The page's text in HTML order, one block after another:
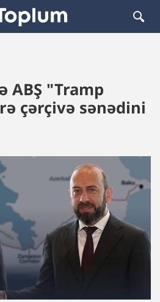
ABŞ "Tramp
çərçivə sənədini